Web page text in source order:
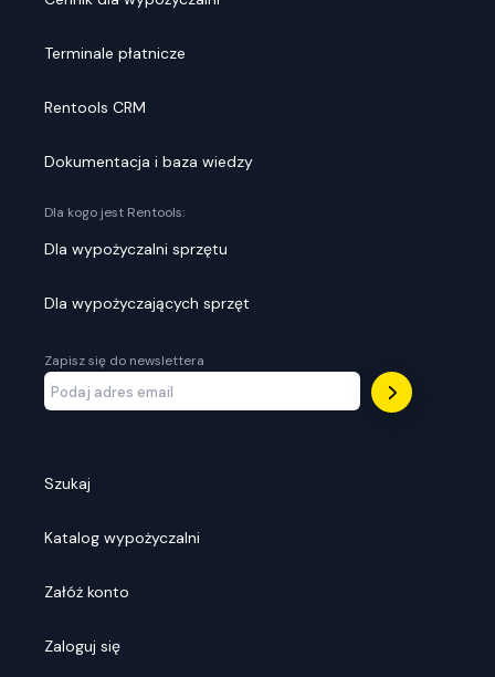
Terminale płatnicze
Rentools CRM
Dokumentacja i baza wiedzy
Dla kogo jest Rentools:
Dla wypożyczalni sprzętu
Dla wypożyczających sprzęt
Zapisz się do newslettera
Szukaj
Katalog wypożyczalni
Załóż konto
Zaloguj się